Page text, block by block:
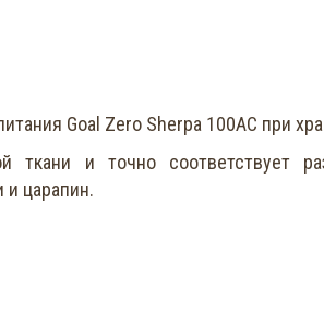
Goal Zero Sherpa 100AC при
ткани и точно соответствует
и царапин.